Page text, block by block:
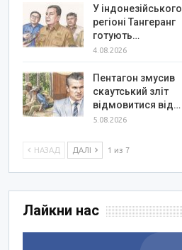
У індонезійського
регіоні Тангеранг
готують…
4.08.2026
Пентагон змусив
скаутський зліт
відмовитися від…
5.08.2026
НАЗАД ДАЛІ 1 из 7
Лайкни нас